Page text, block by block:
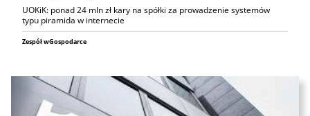
UOKiK: ponad 24 mln zł kary na spółki za prowadzenie systemów
typu piramida w internecie
Zespół wGospodarce